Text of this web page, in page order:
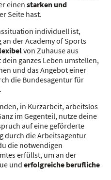
einen starken und
Seite hast.
individuell ist,
der Academy of Sports
von Zuhause aus
ganzes Leben umstellen,
und das Angebot einer
die Bundesagentur für
in Kurzarbeit, arbeitslos
im Gegenteil, nutze deine
auf eine geförderte
durch die Arbeitsagentur
die notwendigen
erfüllst, um an der
und erfolgreiche berufliche